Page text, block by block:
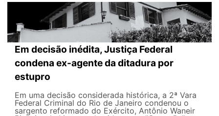
Em decisão inédita, Justiça Federal
condena ex-agente da ditadura por
estupro
Em uma decisão considerada histórica, a 2ª Vara
Federal Criminal do Rio de Janeiro condenou o
sargento reformado do Exército, Antônio Waneir